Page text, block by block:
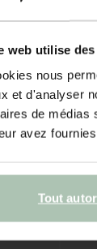
web utilise
nous
et d'analyser
de médias
avez
Tout